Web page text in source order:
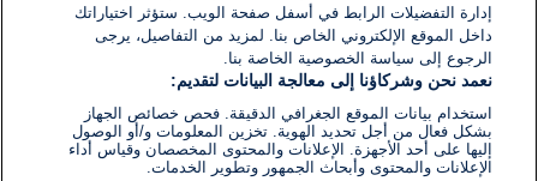
إدارة التفضيلات الرابط في أسفل صفحة الويب. ستؤثر اختياراتك
داخل الموقع الإلكتروني الخاص بنا. لمزيد من التفاصيل، يرجى
الرجوع إلى سياسة الخصوصية الخاصة بنا.
نعمد نحن وشركاؤنا إلى معالجة البيانات لتقديم:
استخدام بيانات الموقع الجغرافي الدقيقة. فحص خصائص الجهاز
بشكل فعال من أجل تحديد الهوية. تخزين المعلومات و/أو الوصول
إليها على أحد الأجهزة. الإعلانات والمحتوى المخصصان وقياس أداء
الإعلانات والمحتوى وأبحاث الجمهور وتطوير الخدمات.